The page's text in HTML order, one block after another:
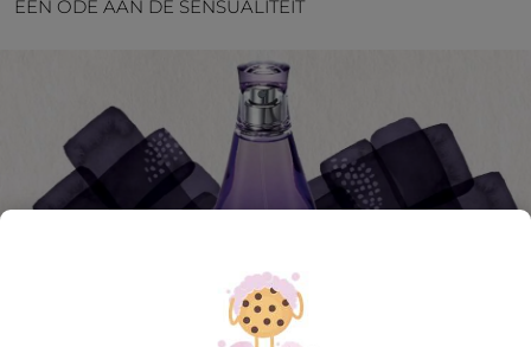
EEN ODE AAN DE SENSUALITEIT
product(en) gevonden